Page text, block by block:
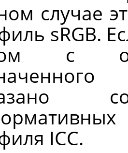
случае
sRGB.
с
ICC.